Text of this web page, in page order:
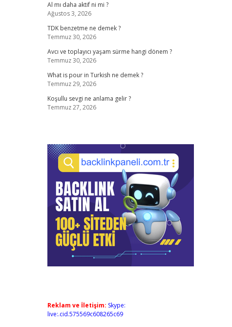
Al mı daha aktif ni mi ?
Ağustos 3, 2026
TDK benzetme ne demek ?
Temmuz 30, 2026
Avcı ve toplayıcı yaşam sürme hangi dönem ?
Temmuz 30, 2026
What is pour in Turkish ne demek ?
Temmuz 29, 2026
Koşullu sevgi ne anlama gelir ?
Temmuz 27, 2026
Reklam ve İletişim: Skype:
live:.cid.575569c608265c69